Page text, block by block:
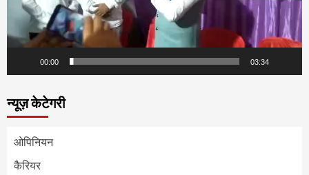
00:00 03:34
न्यूज़ केटेगरी
ओपिनियन
कैरियर